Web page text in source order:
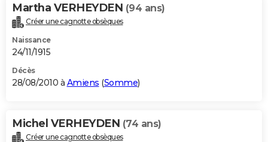
Martha VERHEYDEN (94 ans)
Créer une cagnotte obsèques
Naissance
24/11/1915
Décès
28/08/2010 à Amiens (Somme)
Michel VERHEYDEN (74 ans)
Créer une cagnotte obsèques